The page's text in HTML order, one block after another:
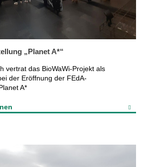
„Planet A*“
vertrat das BioWaWi-Projekt als
der Eröffnung der FEdA-
A*